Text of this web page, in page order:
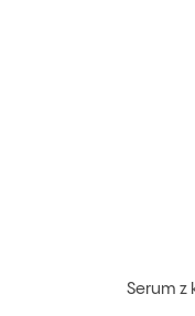
Serum z